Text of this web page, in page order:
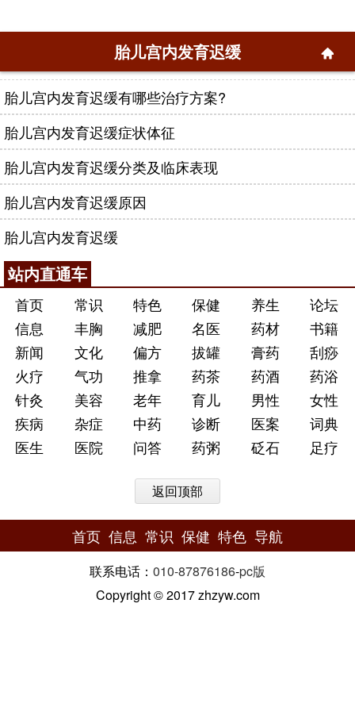
胎儿宫内发育迟缓
胎儿宫内发育迟缓有哪些治疗方案?
胎儿宫内发育迟缓症状体征
胎儿宫内发育迟缓分类及临床表现
胎儿宫内发育迟缓原因
胎儿宫内发育迟缓
站内直通车
首页 常识 特色 保健 养生
论坛
信息
丰胸 减肥 名医 药材
书籍
新闻
文化 偏方 拔罐 膏药
刮痧
火疗
气功 推拿 药茶 药酒
药浴
针灸
美容 老年 育儿 男性
女性
疾病
杂症 中药 诊断 医案
词典
医生
医院 问答 药粥 砭石 足疗
返回顶部
首页 信息 常识 保健 特色 导航
联系电话： 010-87876186-pc版
Copyright © 2017 zhzyw.com